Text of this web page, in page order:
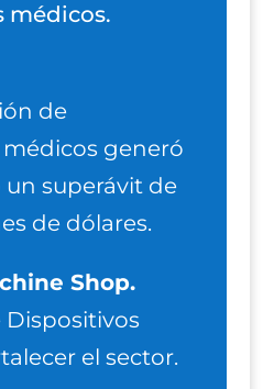
médicos.
de
generó
un superávit de
de dólares.
Shop.
el sector.